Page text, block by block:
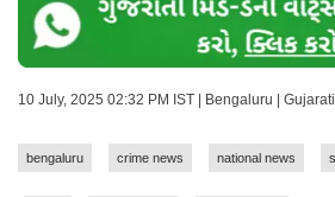
10 July, 2025 02:32 PM IST | Bengaluru |
bengaluru crime news national news